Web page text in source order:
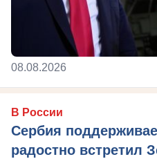
08.08.2026
В России
Сербия
радостно встретил